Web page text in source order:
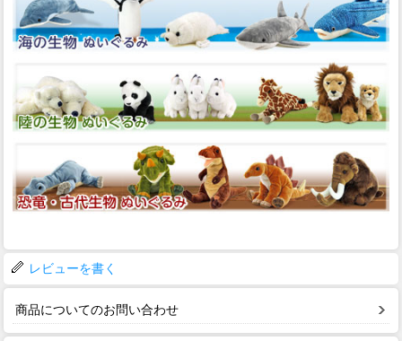
レビューを書く
商品についてのお問い合わせ